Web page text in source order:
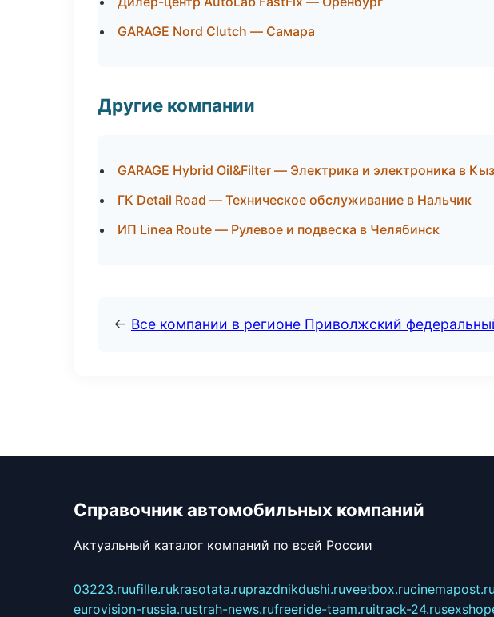
GARAGE Nord Clutch — Самара
Другие компании
GARAGE Hybrid Oil&Filter — Электрика и электроника в
ГК Detail Road — Техническое обслуживание в Нальчик
ИП Linea Route — Рулевое и подвеска в Челябинск
← Все компании в регионе Приволжский
Справочник автомобильных компаний
Актуальный каталог компаний по всей России
03223.ruufille.rukrasotata.ruprazdnikdushi.ruveetbox.rucinemapost.ru
eurovision-russia.rustrah-news.rufreeride-team.ruitrack-24.ru